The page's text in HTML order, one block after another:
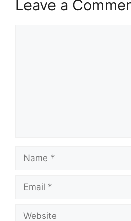
Leave a
Name
Email
Website